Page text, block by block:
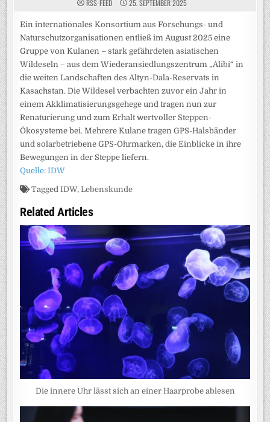
RSS-FEED 25. SEPTEMBER 2025
Ein internationales Konsortium aus Forschungs- und
Naturschutzorganisationen entließ im August 2025 eine
Gruppe von Kulanen – stark gefährdeten asiatischen
Wildeseln – aus dem Wiederansiedlungszentrum „Alibi“ in
die weiten Landschaften des Altyn-Dala-Reservats in
Kasachstan. Die Wildesel verbachten zuvor ein Jahr in
einem Akklimatisierungsgehege und tragen nun zur
Renaturierung und zum Erhalt wertvoller Steppen-
Ökosysteme bei. Mehrere Kulane tragen GPS-Halsbänder
und solarbetriebene GPS-Ohrmarken, die Einblicke in ihre
Bewegungen in der Steppe liefern.
Quelle: IDW
TaggedIDW,Lebenskunde
Related Articles
Die innere Uhr lässt sich an einer Haarprobe ablesen